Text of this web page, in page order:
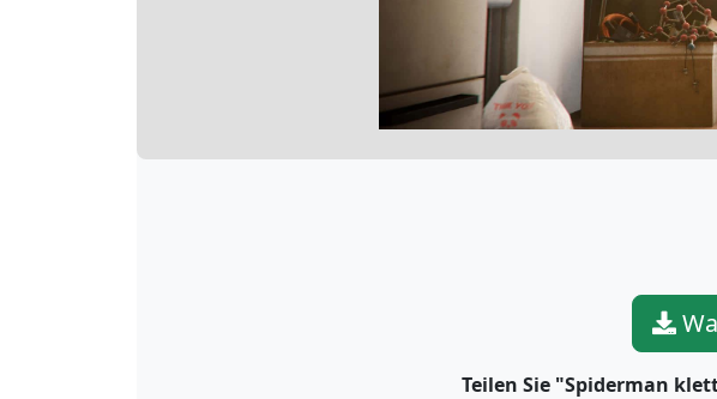
Teilen Sie "Spiderman